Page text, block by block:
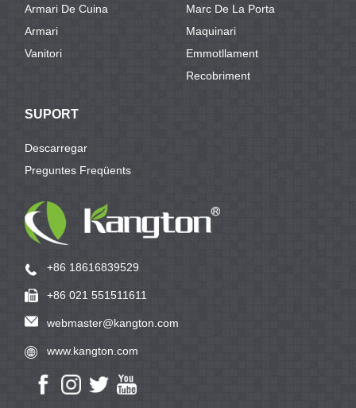
Armari De Cuina
Armari
Vanitori
Marc De La Porta
Maquinari
Emmotllament
Recobriment
SUPORT
Descarregar
Preguntes Freqüents
+86 18616839529
+86 021 551511611
webmaster@kangton.com
www.kangton.com